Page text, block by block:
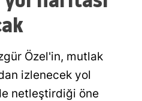
Özel'in, mutlak
izlenecek yol
netleştirdiği öne